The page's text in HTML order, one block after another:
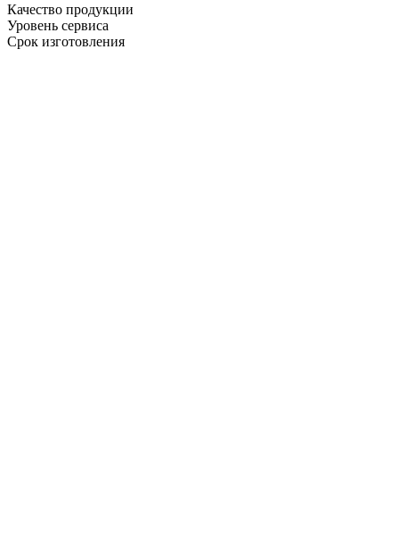
Качество продукции
Уровень сервиса
Срок изготовления